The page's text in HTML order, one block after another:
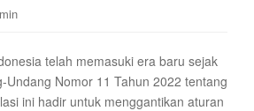
n
telah memasuki era baru sejak
Undang Nomor 11 Tahun 2022 tentang
ini hadir untuk menggantikan aturan